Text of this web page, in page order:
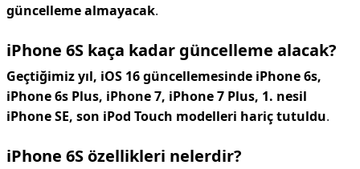
güncelleme almayacak.
iPhone 6S kaça kadar güncelleme alacak?
Geçtiğimiz yıl, iOS 16 güncellemesinde iPhone 6s,
iPhone 6s Plus, iPhone 7, iPhone 7 Plus, 1. nesil
iPhone SE, son iPod Touch modelleri hariç tutuldu.
iPhone 6S özellikleri nelerdir?